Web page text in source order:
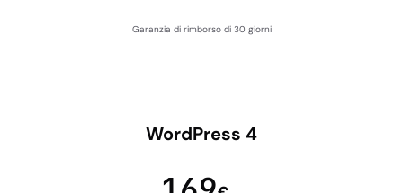
Garanzia di rimborso di 30 giorni
WordPress 4